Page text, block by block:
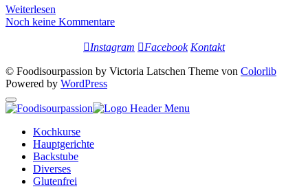
Weiterlesen
Noch keine Kommentare
Instagram Facebook Kontakt
© Foodisourpassion by Victoria Latschen Theme von Colorlib
Powered by WordPress
Kochkurse
Hauptgerichte
Backstube
Diverses
Glutenfrei